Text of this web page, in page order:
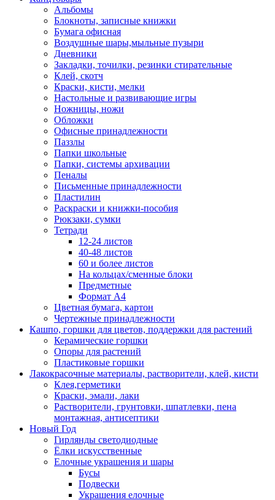
Альбомы
Блокноты, записные книжки
Бумага офисная
Воздушные шары,мыльные пузыри
Дневники
Закладки, точилки, резинки стирательные
Клей, скотч
Краски, кисти, мелки
Настольные и развивающие игры
Ножницы, ножи
Обложки
Офисные принадлежности
Паззлы
Папки школьные
Папки, системы архивации
Пеналы
Письменные принадлежности
Пластилин
Раскраски и книжки-пособия
Рюкзаки, сумки
Тетради
12-24 листов
40-48 листов
60 и более листов
На кольцах/сменные блоки
Предметные
Формат А4
Цветная бумага, картон
Чертежные принадлежности
Кашпо, горшки для цветов, поддержки для растений
Керамические горшки
Опоры для растений
Пластиковые горшки
Лакокрасочные материалы, растворители, клей, кисти
Клея,герметики
Краски, эмали, лаки
Растворители, грунтовки, шпатлевки, пена
монтажная, антисептики
Новый Год
Гирлянды светодиодные
Ёлки искусственные
Елочные украшения и шары
Бусы
Подвески
Украшения елочные